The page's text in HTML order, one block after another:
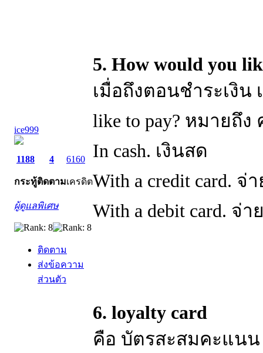
ice999
1188
กระทู้
4
ติดตาม
6160
เครดิต
ผู้ดูแลพิเศษ
ติดตาม
ส่งข้อความ
ส่วนตัว
5. How would you
เมื่อถึงตอนชำระเงิน
like to pay? หมายถึ
In cash. เงินสด
With a credit card.
With a debit card. จ่
6. loyalty card
คือ บัตรสะสมคะแน